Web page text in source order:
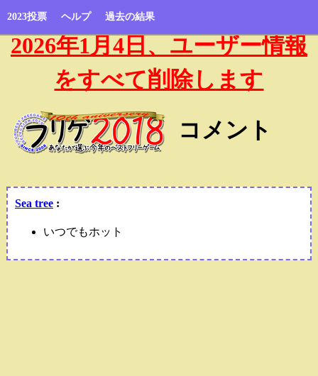
2023投票 ヘルプ 過去の結果
2026年1月4日、ユーザー情報
をすべて削除します
コメント
Sea tree:
いつでもホット